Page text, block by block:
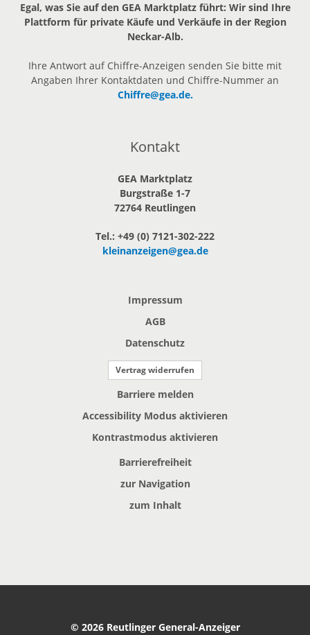
Egal, was Sie auf den GEA Marktplatz führt: Wir sind Ihre
Plattform für private Käufe und Verkäufe in der Region
Neckar-Alb.
Ihre Antwort auf Chiffre-Anzeigen senden Sie bitte mit
Angaben Ihrer Kontaktdaten und Chiffre-Nummer an
Chiffre@gea.de.
Kontakt
GEA Marktplatz
Burgstraße 1-7
72764 Reutlingen
Tel.: +49 (0) 7121-302-222
kleinanzeigen@gea.de
Impressum
AGB
Datenschutz
Vertrag widerrufen
Barriere melden
Accessibility Modus aktivieren
Kontrastmodus aktivieren
Barrierefreiheit
zur Navigation
zum Inhalt
© 2026 Reutlinger General-Anzeiger